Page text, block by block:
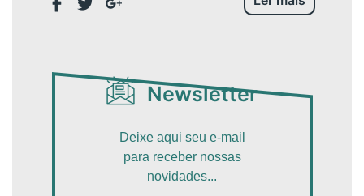
Newsletter
Deixe aqui seu e-mail
para receber nossas
novidades...